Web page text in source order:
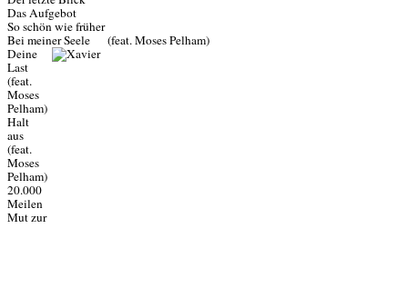
Das Aufgebot
So schön wie früher
Bei meiner Seele (feat. Moses Pelham)
Deine
Last
(feat.
Moses
Pelham)
Halt
aus
(feat.
Moses
Pelham)
20.000
Meilen
Mut zur